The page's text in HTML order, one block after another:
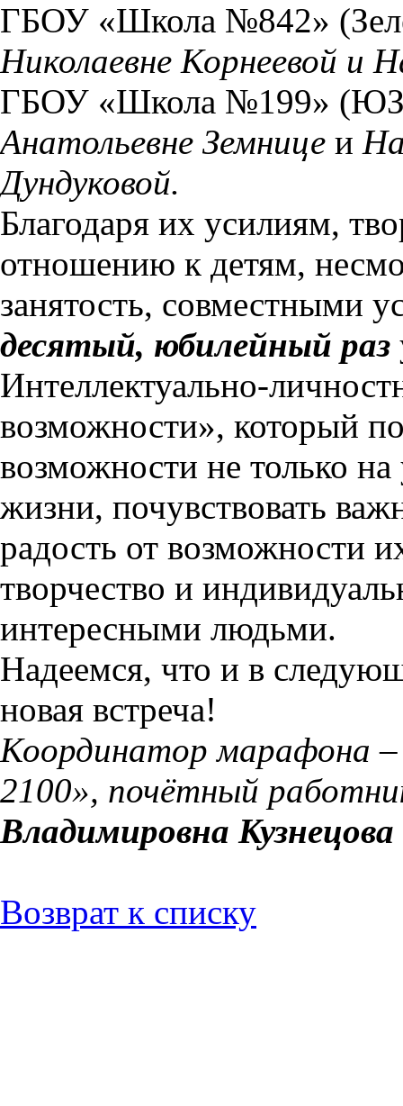
ГБОУ «Школа №842»
Николаевне Корнеевой и
ГБОУ «Школа №199»
Анатольевне Земнице и
Дундуковой.
Благодаря их усилиям,
отношению к детям,
занятость, совместными
десятый, юбилейный раз
Интеллектуально-
возможности», который
возможности не только
жизни, почувствовать
радость от возможности
творчество и
интересными людьми.
Надеемся, что и в
новая встреча!
Координатор марафона
2100», почётный
Владимировна Кузнецова
Возврат к списку